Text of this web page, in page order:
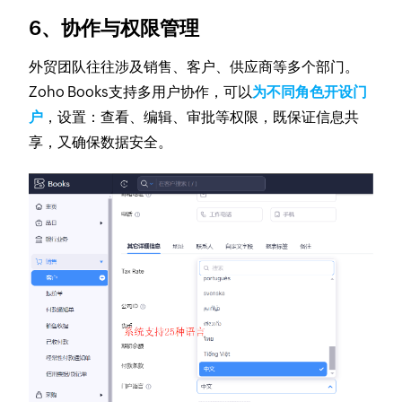
6、协作与权限管理
外贸团队往往涉及销售、客户、供应商等多个部门。
Zoho Books支持多用户协作，可以为不同角色开设门
户 ，设置：查看、编辑、审批等权限，既保证信息共
享，又确保数据安全。